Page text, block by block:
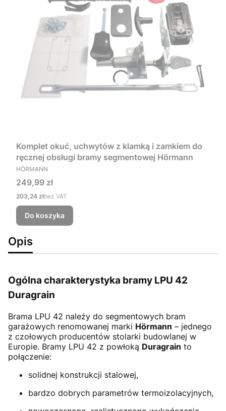
Komplet okuć, uchwytów z klamką i zamkiem do
ręcznej obsługi bramy segmentowej Hörmann
PRODUCENT
HÖRMANN
Cena
249,99 zł
Cena
203,24 złbez VAT
Do koszyka
Opis
Ogólna charakterystyka bramy LPU 42
Duragrain
Brama LPU 42 należy do segmentowych bram
garażowych renomowanej marki Hörmann – jednego
z czołowych producentów stolarki budowlanej w
Europie. Bramy LPU 42 z powłoką Duragrain to
połączenie:
solidnej konstrukcji stalowej,
bardzo dobrych parametrów termoizolacyjnych,